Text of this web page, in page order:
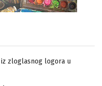
iz zloglasnog logora u